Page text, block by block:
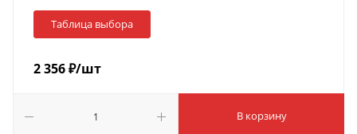
Таблица выбора
2 356₽/шт
В корзину